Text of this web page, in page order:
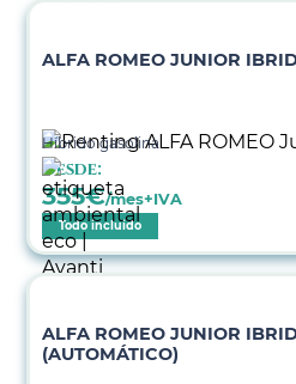
ALFA ROMEO JUNIOR
Híbrido gasolina
Desde:
355€/mes+IVA
Todo incluido
ALFA ROMEO JUNIOR
(AUTOMÁTICO)